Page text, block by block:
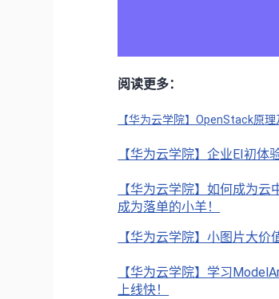
阅读更多：
【华为云学院】OpenStack原
【华为云学院】企业EI初体
【华为云学院】如何成为
成为落单的小羊！
【华为云学院】小图片大
【华为云学院】学习
上线快！